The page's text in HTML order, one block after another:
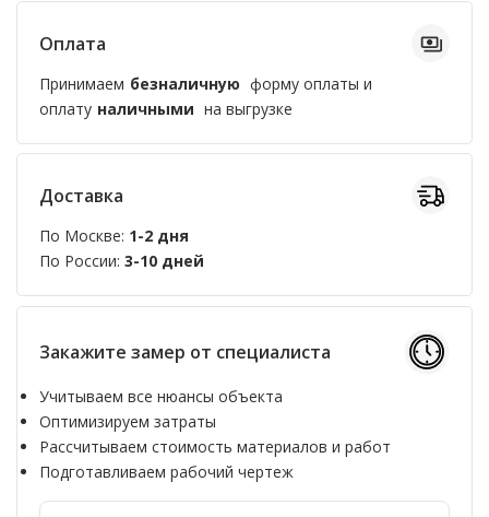
Оплата
Принимаем безналичную форму оплаты и
оплату наличными на выгрузке
Доставка
По Москве: 1-2 дня
По России: 3-10 дней
Закажите замер от специалиста
Учитываем все нюансы объекта
Оптимизируем затраты
Рассчитываем стоимость материалов и работ
Подготавливаем рабочий чертеж